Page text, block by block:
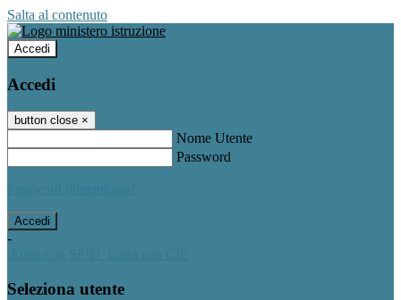
Salta al contenuto
Accedi
Accedi
button close ×
Nome Utente
Password
-
Seleziona utente